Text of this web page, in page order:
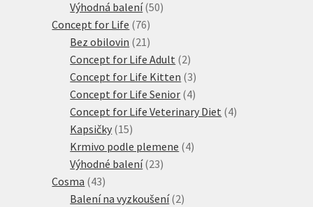
produkty
Výhodná balení 5050
Concept for Life 7676
produktů
Bez obilovin 21 21
produktů
Concept for Life Adult 22
produkty
Concept for Life Kitten 33
produkty
Concept for Life Senior 44
produkty
Concept for Life Veterinary Diet 44
Kapsičky 1515
produktů
Krmivo podle plemene 44
Výhodné balení 2323
Cosma 4343
produktů
Balení na vyzkoušení 22